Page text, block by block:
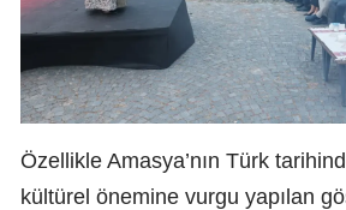
Özellikle Amasya’nın Türk
kültürel önemine vurgu yapılan